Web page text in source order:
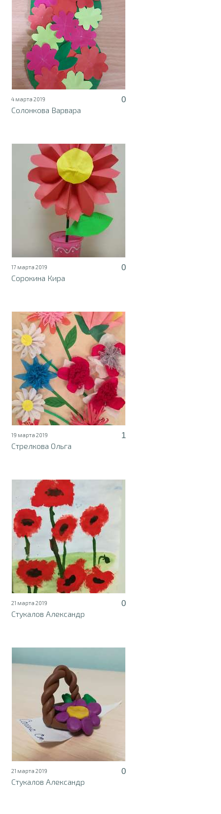
4 марта 2019
0
Солонкова Варвара
17 марта 2019
0
Сорокина Кира
19 марта 2019
1
Стрелкова Ольга
21 марта 2019
0
Стукалов Александр
21 марта 2019
0
Стукалов Александр